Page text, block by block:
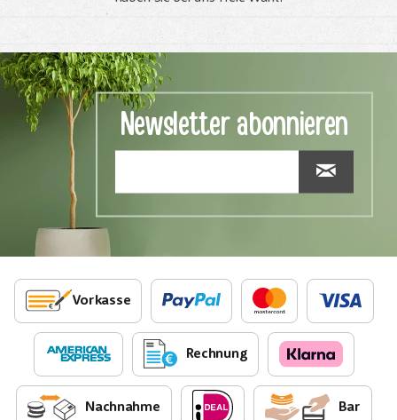
Newsletter abonnieren
Vorkasse
Rechnung
Nachnahme Bar